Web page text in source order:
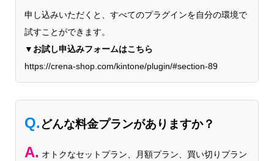
申し込みいただくと、すべてのプラグインを自分の環境で
試すことができます。
▼お試し申込みフォームはこちら
https://crena-shop.com/kintone/plugin/#section-89
Q. どんな料金プランがありますか？
A. オトクなセットプラン、月額プラン、買い切りプラン